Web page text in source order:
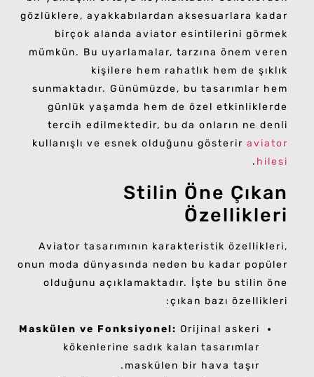
gözlüklere, ayakkabılardan aksesuarlara kadar
birçok alanda aviator esintilerini görmek
mümkün. Bu uyarlamalar, tarzına önem veren
kişilere hem rahatlık hem de şıklık
sunmaktadır. Günümüzde, bu tasarımlar hem
günlük yaşamda hem de özel etkinliklerde
tercih edilmektedir, bu da onların ne denli
kullanışlı ve esnek olduğunu gösterir aviator
hilesi
.
Stilin Öne Çıkan
Özellikleri
Aviator tasarımının karakteristik özellikleri,
onun moda dünyasında neden bu kadar popüler
olduğunu açıklamaktadır. İşte bu stilin öne
çıkan bazı özellikleri:
Maskülen ve Fonksiyonel: Orijinal askeri
kökenlerine sadık kalan tasarımlar
maskülen bir hava taşır.